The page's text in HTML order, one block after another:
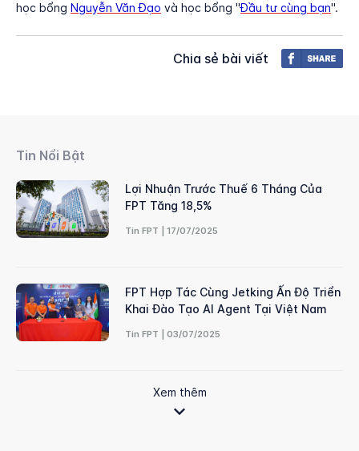
học bổng Nguyễn Văn Đạo và học bổng "Đầu tư cùng bạn".
Chia sẻ bài viết
Tin Nổi Bật
Lợi Nhuận Trước Thuế 6 Tháng Của
FPT Tăng 18,5%
Tin FPT | 17/07/2025
FPT Hợp Tác Cùng Jetking Ấn Độ Triển
Khai Đào Tạo AI Agent Tại Việt Nam
Tin FPT | 03/07/2025
Xem thêm